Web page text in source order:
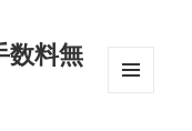
数料無